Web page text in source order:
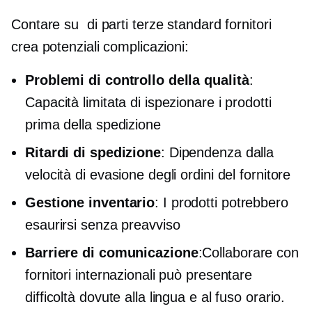
Contare su di parti terze standard fornitori
crea potenziali complicazioni:
Problemi di controllo della qualità:
Capacità limitata di ispezionare i prodotti
prima della spedizione
Ritardi di spedizione: Dipendenza dalla
velocità di evasione degli ordini del fornitore
Gestione inventario: I prodotti potrebbero
esaurirsi senza preavviso
Barriere di comunicazione:Collaborare con
fornitori internazionali può presentare
difficoltà dovute alla lingua e al fuso orario.